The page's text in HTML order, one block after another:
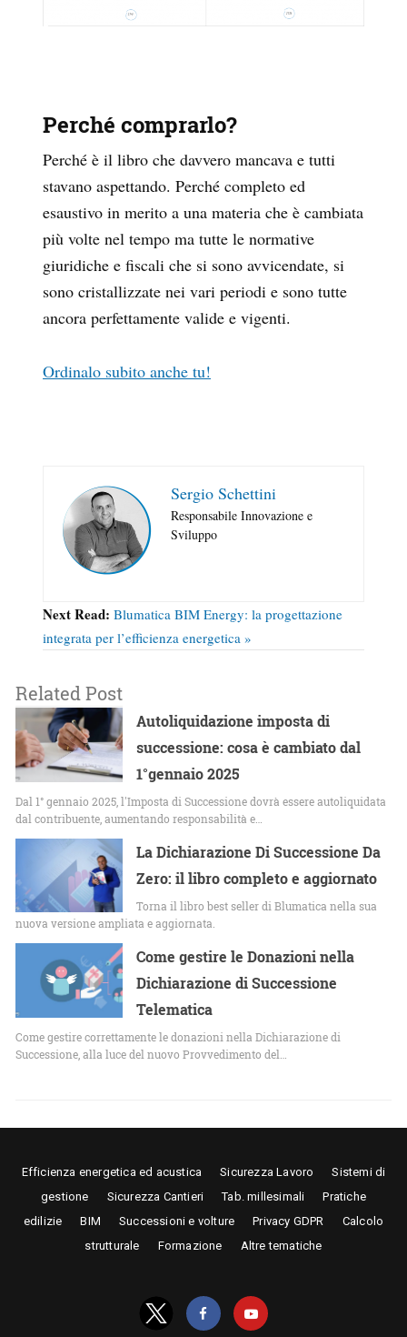
Perché comprarlo?
Perché è il libro che davvero mancava e tutti
stavano aspettando. Perché completo ed
esaustivo in merito a una materia che è cambiata
più volte nel tempo ma tutte le normative
giuridiche e fiscali che si sono avvicendate, si
sono cristallizzate nei vari periodi e sono tutte
ancora perfettamente valide e vigenti.
Ordinalo subito anche tu!
Sergio Schettini
Responsabile Innovazione e
Sviluppo
Next Read: Blumatica BIM Energy: la progettazione
integrata per l’efficienza energetica »
Related Post
Autoliquidazione imposta di
successione: cosa è cambiato dal
1°gennaio 2025
Dal 1° gennaio 2025, l'Imposta di Successione dovrà essere autoliquidata
dal contribuente, aumentando responsabilità e…
La Dichiarazione Di Successione Da
Zero: il libro completo e aggiornato
Torna il libro best seller di Blumatica nella sua
nuova versione ampliata e aggiornata.
Come gestire le Donazioni nella
Dichiarazione di Successione
Telematica
Come gestire correttamente le donazioni nella Dichiarazione di
Successione, alla luce del nuovo Provvedimento del…
Efficienza energetica ed acustica Sicurezza Lavoro
Sistemi di
gestione
Sicurezza Cantieri Tab. millesimali
Pratiche
edilizie
BIM Successioni e volture Privacy GDPR
Calcolo
strutturale
Formazione Altre tematiche